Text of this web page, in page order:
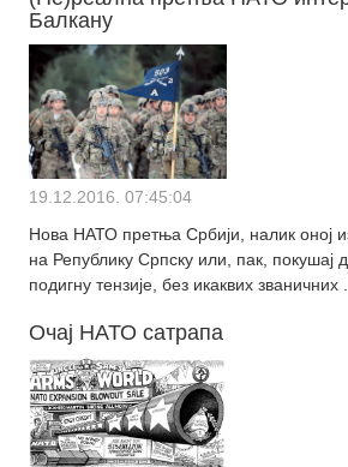
Балкану
19.12.2016. 07:45:04
Нова НАТО претња Србији, налик оној
на Републику Српску или, пак, покушај
подигну тензије, без икаквих званичних
Очај НАТО сатрапа